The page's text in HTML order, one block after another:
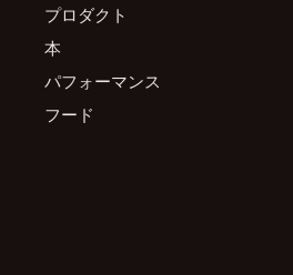
プロダクト
本
パフォーマンス
フード